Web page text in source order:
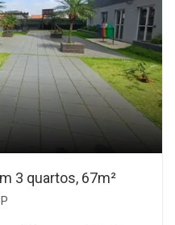
3 quartos, 67m²